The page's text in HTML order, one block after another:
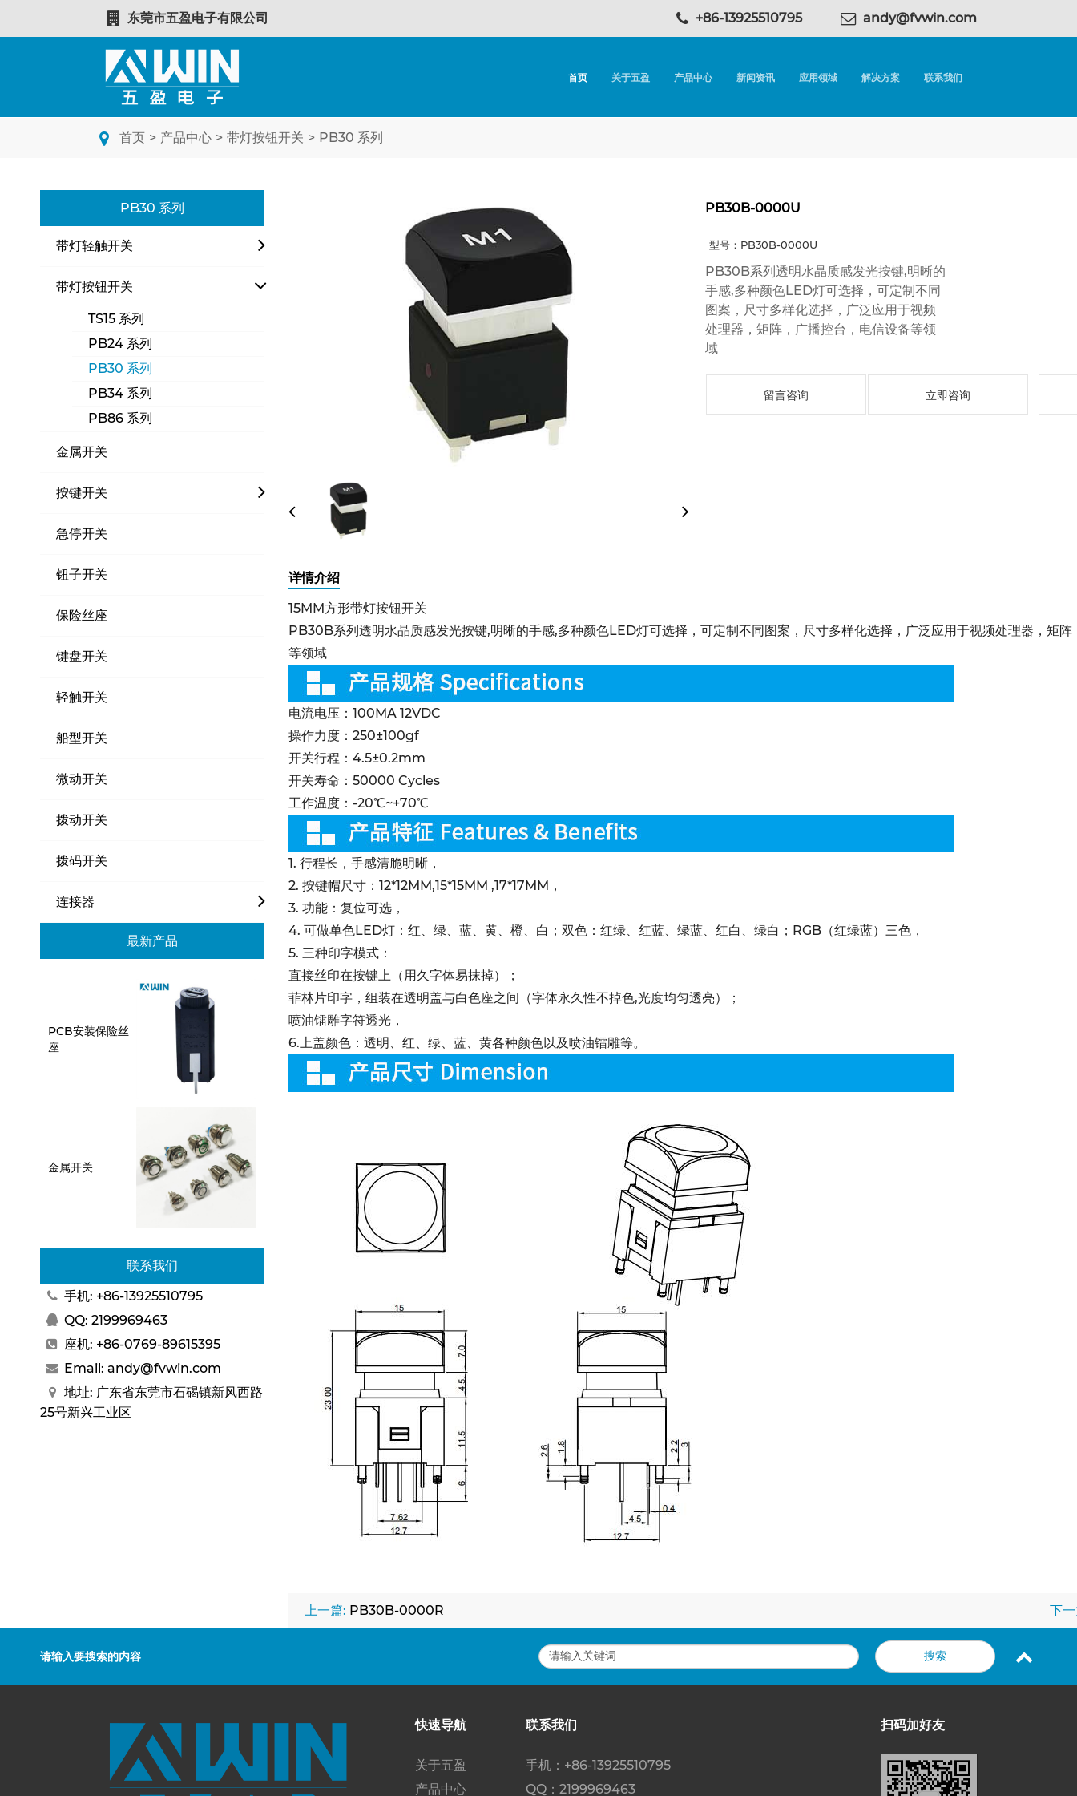
东莞市五盈电子有限公司 +86-13925510795 andy@fvwin.com
首页 关于五盈 产品中心 新闻资讯 应用领域 解决方案 联系我们
首页 > 产品中心 > 带灯按钮开关 > PB30 系列
PB30 系列
带灯轻触开关
带灯按钮开关
TS15 系列
PB24 系列
PB30 系列
PB34 系列
PB86 系列
金属开关
按键开关
急停开关
钮子开关
保险丝座
键盘开关
轻触开关
船型开关
微动开关
拨动开关
拨码开关
连接器
最新产品
PCB安装保险丝
座
金属开关
联系我们
手机: +86-13925510795
QQ: 2199969463
座机: +86-0769-89615395
Email: andy@fvwin.com
地址: 广东省东莞市石碣镇新风西路
25号新兴工业区
PB30B-0000U
型号：PB30B-0000U
PB30B系列透明水晶质感发光按键,明晰的
手感,多种颜色LED灯可选择，可定制不同
图案，尺寸多样化选择，广泛应用于视频
处理器，矩阵，广播控台，电信设备等领
域
留言咨询 立即咨询
详情介绍
15MM方形带灯按钮开关
PB30B系列透明水晶质感发光按键,明晰的手感,多种颜色LED灯可选择，可定制不同图案，尺寸多样化选择，广泛应用于视频处理器，矩阵
等领域
电流电压：100MA 12VDC
操作力度：250±100gf
开关行程：4.5±0.2mm
开关寿命：50000 Cycles
工作温度：-20℃~+70℃
1. 行程长，手感清脆明晰，
2. 按键帽尺寸：12*12MM,15*15MM ,17*17MM，
3. 功能：复位可选，
4. 可做单色LED灯：红、绿、蓝、黄、橙、白；双色：红绿、红蓝、绿蓝、红白、绿白；RGB（红绿蓝）三色，
5. 三种印字模式：
直接丝印在按键上（用久字体易抹掉）；
菲林片印字，组装在透明盖与白色座之间（字体永久性不掉色,光度均匀透亮）；
喷油镭雕字符透光，
6.上盖颜色：透明、红、绿、蓝、黄各种颜色以及喷油镭雕等。
上一篇: PB30B-0000R 下
请输入要搜索的内容
快速导航
关于五盈
产品中心
联系我们
手机：+86-13925510795
QQ：2199969463
扫码加好友